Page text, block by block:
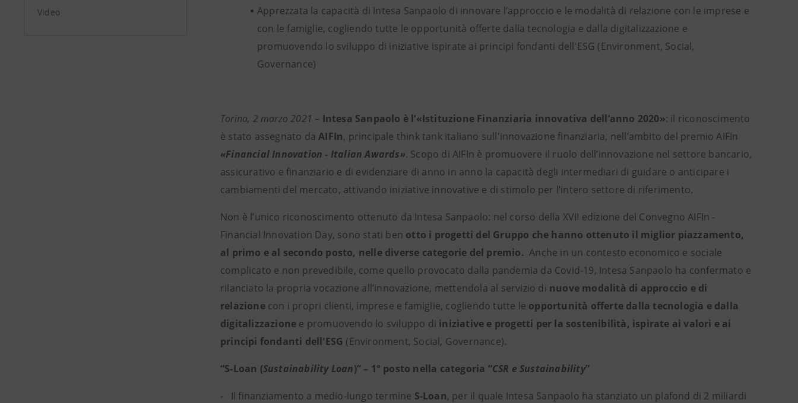
Video
Apprezzata la capacità di Intesa Sanpaolo di innovare l’approccio e le modalità di relazione con le imprese e
con le famiglie, cogliendo tutte le opportunità offerte dalla tecnologia e dalla digitalizzazione e
promuovendo lo sviluppo di iniziative ispirate ai principi fondanti dell'ESG (Environment, Social,
Governance)
Torino, 2 marzo 2021 – Intesa Sanpaolo è l’«Istituzione Finanziaria innovativa dell’anno 2020»: il riconoscimento
è stato assegnato daAIFIn, principale think tank italiano sull'innovazione finanziaria, nell’ambito del premio AIFIn
«Financial Innovation - Italian Awards». Scopo di AIFIn è promuovere il ruolo dell’innovazione nel settore bancario,
assicurativo e finanziario e di evidenziare di anno in anno la capacità degli intermediari di guidare o anticipare i
cambiamenti del mercato, attivando iniziative innovative e di stimolo per l’intero settore di riferimento.
Non è l’unico riconoscimento ottenuto da Intesa Sanpaolo: nel corso della XVII edizione del Convegno AIFIn -
Financial Innovation Day, sono stati ben otto i progetti del Gruppo che hanno ottenuto il miglior piazzamento,
al primo e al secondo posto, nelle diverse categorie del premio. Anche in un contesto economico e sociale
complicato e non prevedibile, come quello provocato dalla pandemia da Covid-19, Intesa Sanpaolo ha confermato e
rilanciato la propria vocazione all’innovazione, mettendola al servizio di nuove modalità di approccio e di
relazionecon i propri clienti, imprese e famiglie, cogliendo tutte le opportunità offerte dalla tecnologia e dalla
digitalizzazione e promuovendo lo sviluppo di iniziative e progetti per la sostenibilità, ispirate ai valori e ai
principi fondanti dell'ESG (Environment, Social, Governance).
“S-Loan (Sustainability Loan)” – 1° posto nella categoria “CSR e Sustainability”
- Il finanziamento a medio-lungo termine S-Loan, per il quale Intesa Sanpaolo ha stanziato un plafond di 2 miliardi